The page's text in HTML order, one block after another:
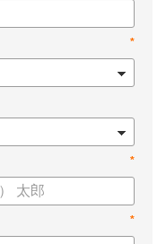
とめているため、これ
ォーマットの作成や素
トも収録！
タント」にして、明日か
る実態調査」
価、エンゲージメント業
*
*
*